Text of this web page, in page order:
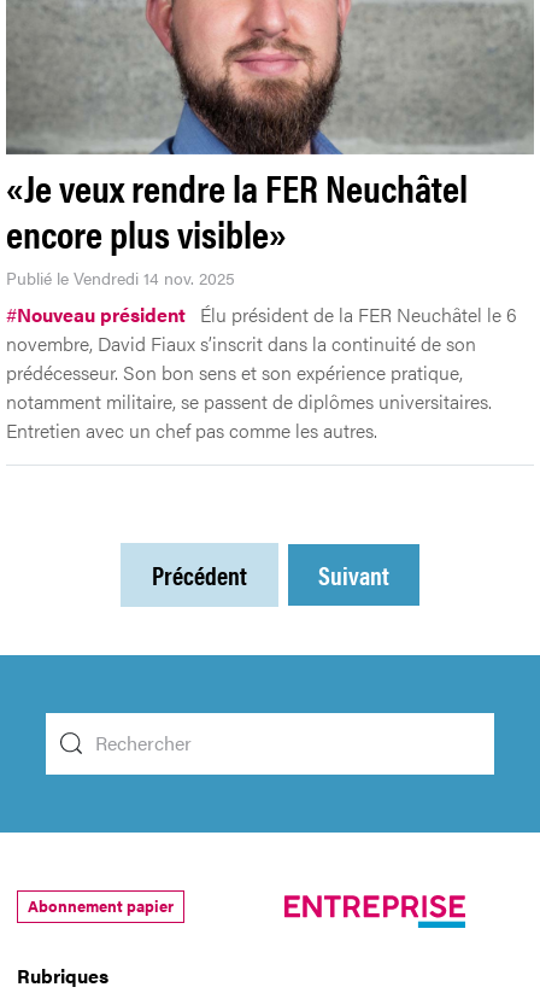
«Je veux rendre la FER Neuchâtel
encore plus visible»
Publié le Vendredi 14 nov. 2025
#Nouveau président Élu président de la FER Neuchâtel le 6
novembre, David Fiaux s’inscrit dans la continuité de son
prédécesseur. Son bon sens et son expérience pratique,
notamment militaire, se passent de diplômes universitaires.
Entretien avec un chef pas comme les autres.
Précédent Suivant
Rubriques
Abonnement papier